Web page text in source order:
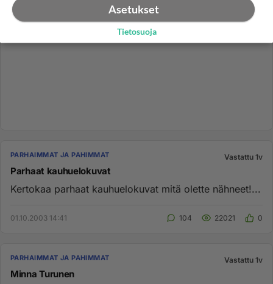
PARHAIMMAT JA PAHIMMAT Vastattu 1v
Parhaat kauhuelokuvat
Kertokaa parhaat kauhuelokuvat mitä olette nähneet!...
01.10.2003 14:41 104 22021 0
PARHAIMMAT JA PAHIMMAT Vastattu 1v
Minna Turunen
Asetukset
Tietosuoja